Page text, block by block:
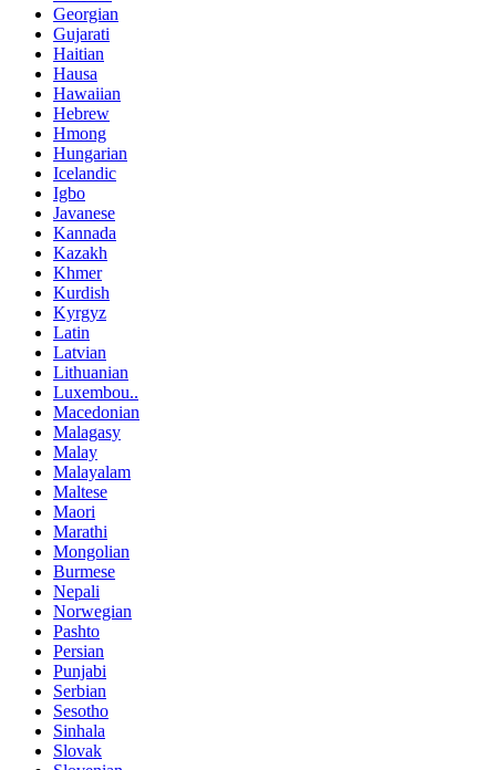
Georgian
Gujarati
Haitian
Hausa
Hawaiian
Hebrew
Hmong
Hungarian
Icelandic
Igbo
Javanese
Kannada
Kazakh
Khmer
Kurdish
Kyrgyz
Latin
Latvian
Lithuanian
Luxembou..
Macedonian
Malagasy
Malay
Malayalam
Maltese
Maori
Marathi
Mongolian
Burmese
Nepali
Norwegian
Pashto
Persian
Punjabi
Serbian
Sesotho
Sinhala
Slovak